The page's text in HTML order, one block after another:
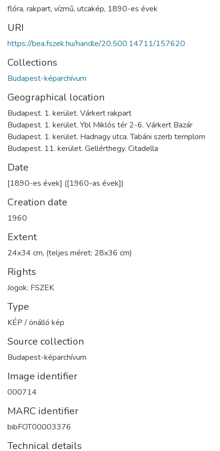
flóra, rakpart, vízmű, utcakép, 1890-es évek
URI
https://bea.fszek.hu/handle/20.500.14711/157620
Collections
Budapest-képarchívum
Geographical location
Budapest. 1. kerület. Várkert rakpart
Budapest. 1. kerület. Ybl Miklós tér 2-6. Várkert Bazár
Budapest. 1. kerület. Hadnagy utca. Tabáni szerb templom
Budapest. 11. kerület. Gellérthegy. Citadella
Date
[1890-es évek] ([1960-as évek])
Creation date
1960
Extent
24x34 cm, (teljes méret: 28x36 cm)
Rights
Jogok: FSZEK
Type
KÉP / önálló kép
Source collection
Budapest-képarchívum
Image identifier
000714
MARC identifier
bibFOT00003376
Technical details